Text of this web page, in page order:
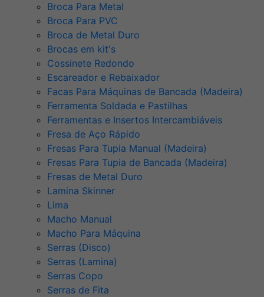
Broca Para Metal
Broca Para PVC
Broca de Metal Duro
Brocas em kit's
Cossinete Redondo
Escareador e Rebaixador
Facas Para Máquinas de Bancada (Madeira)
Ferramenta Soldada e Pastilhas
Ferramentas e Insertos Intercambiáveis
Fresa de Aço Rápido
Fresas Para Tupia Manual (Madeira)
Fresas Para Tupia de Bancada (Madeira)
Fresas de Metal Duro
Lamina Skinner
Lima
Macho Manual
Macho Para Máquina
Serras (Disco)
Serras (Lamina)
Serras Copo
Serras de Fita